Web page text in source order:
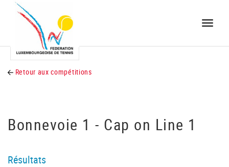
Toggle
Retour aux compétitions
Bonnevoie 1 - Cap on Line 1
Résultats